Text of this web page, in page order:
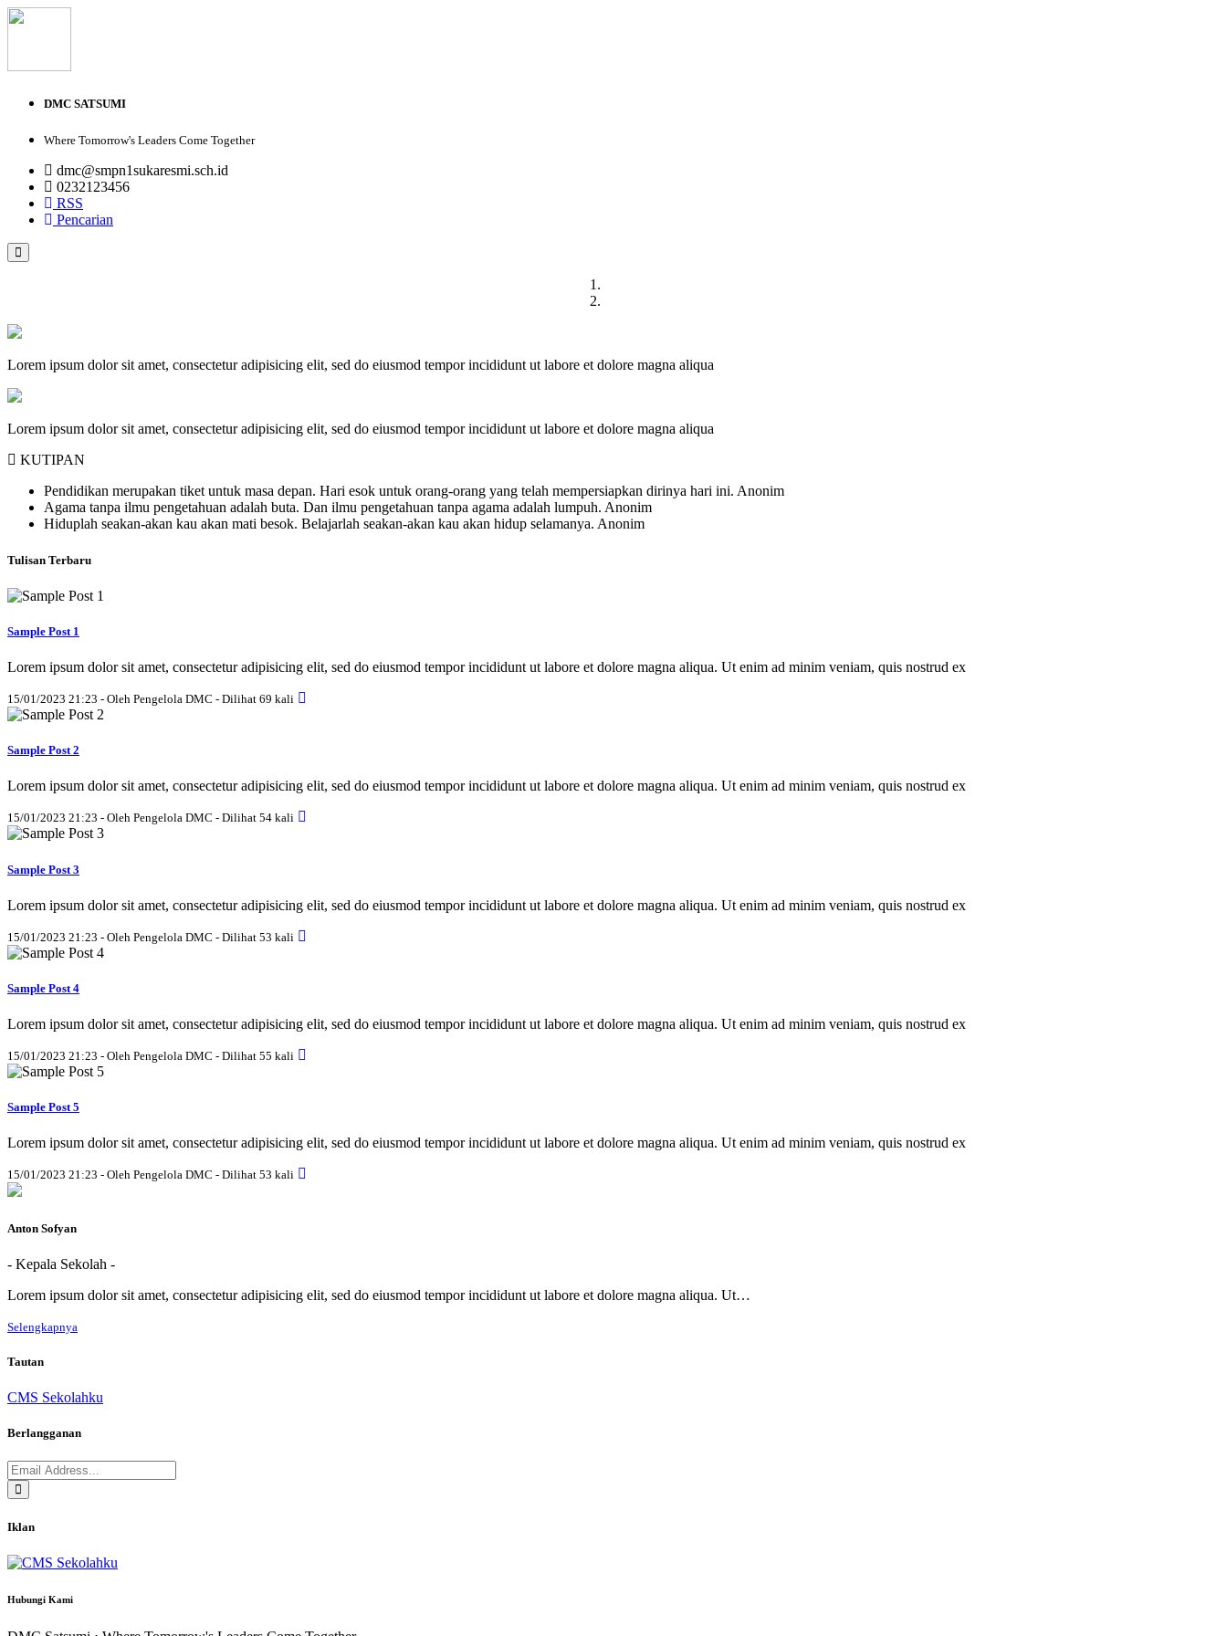
DMC SATSUMI
Where Tomorrow's Leaders Come Together
dmc@smpn1sukaresmi.sch.id
0232123456
RSS
Pencarian
Lorem ipsum dolor sit amet, consectetur adipisicing elit, sed do eiusmod tempor incididunt ut labore et dolore magna aliqua
Lorem ipsum dolor sit amet, consectetur adipisicing elit, sed do eiusmod tempor incididunt ut labore et dolore magna aliqua
KUTIPAN
Pendidikan merupakan tiket untuk masa depan. Hari esok untuk orang-orang yang telah mempersiapkan dirinya hari ini. Anonim
Agama tanpa ilmu pengetahuan adalah buta. Dan ilmu pengetahuan tanpa agama adalah lumpuh. Anonim
Hiduplah seakan-akan kau akan mati besok. Belajarlah seakan-akan kau akan hidup selamanya. Anonim
Tulisan Terbaru
Sample Post 1
Lorem ipsum dolor sit amet, consectetur adipisicing elit, sed do eiusmod tempor incididunt ut labore et dolore magna aliqua. Ut enim ad minim veniam, quis nostrud ex
15/01/2023 21:23 - Oleh Pengelola DMC - Dilihat 69 kali
Sample Post 2
Lorem ipsum dolor sit amet, consectetur adipisicing elit, sed do eiusmod tempor incididunt ut labore et dolore magna aliqua. Ut enim ad minim veniam, quis nostrud ex
15/01/2023 21:23 - Oleh Pengelola DMC - Dilihat 54 kali
Sample Post 3
Lorem ipsum dolor sit amet, consectetur adipisicing elit, sed do eiusmod tempor incididunt ut labore et dolore magna aliqua. Ut enim ad minim veniam, quis nostrud ex
15/01/2023 21:23 - Oleh Pengelola DMC - Dilihat 53 kali
Sample Post 4
Lorem ipsum dolor sit amet, consectetur adipisicing elit, sed do eiusmod tempor incididunt ut labore et dolore magna aliqua. Ut enim ad minim veniam, quis nostrud ex
15/01/2023 21:23 - Oleh Pengelola DMC - Dilihat 55 kali
Sample Post 5
Lorem ipsum dolor sit amet, consectetur adipisicing elit, sed do eiusmod tempor incididunt ut labore et dolore magna aliqua. Ut enim ad minim veniam, quis nostrud ex
15/01/2023 21:23 - Oleh Pengelola DMC - Dilihat 53 kali
Anton Sofyan
- Kepala Sekolah -
Lorem ipsum dolor sit amet, consectetur adipisicing elit, sed do eiusmod tempor incididunt ut labore et dolore magna aliqua. Ut…
Selengkapnya
Tautan
CMS Sekolahku
Berlangganan
Iklan
Hubungi Kami